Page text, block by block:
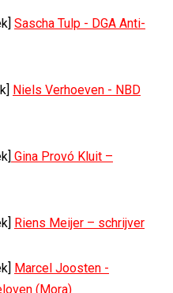
Sascha Tulp - DGA Anti-
Niels Verhoeven - NBD
Gina Provó Kluit –
Riens Meijer – schrijver
Marcel Joosten -
(Mora)